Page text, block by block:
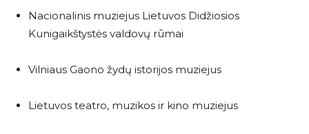
Nacionalinis muziejus Lietuvos Didžiosios
Kunigaikštystės valdovų rūmai
Vilniaus Gaono žydų istorijos muziejus
Lietuvos teatro, muzikos ir kino muziejus